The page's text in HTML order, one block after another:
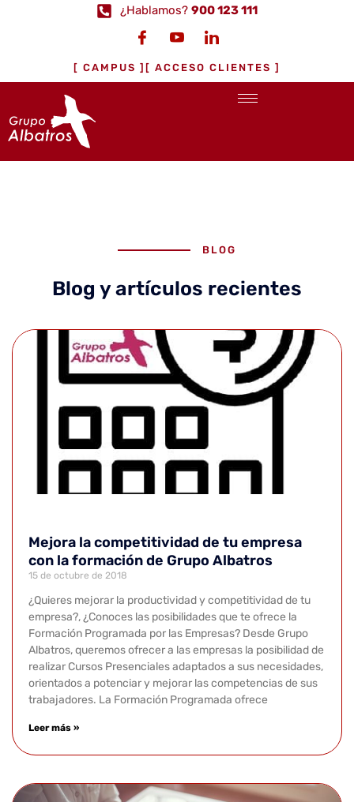
¿Hablamos? 900 123 111
[ CAMPUS ] [ ACCESO CLIENTES ]
BLOG
Blog y artículos recientes
Mejora la competitividad de tu empresa
con la formación de Grupo Albatros
15 de octubre de 2018
¿Quieres mejorar la productividad y competitividad de tu
empresa?, ¿Conoces las posibilidades que te ofrece la
Formación Programada por las Empresas? Desde Grupo
Albatros, queremos ofrecer a las empresas la posibilidad de
realizar Cursos Presenciales adaptados a sus necesidades,
orientados a potenciar y mejorar las competencias de sus
trabajadores. La Formación Programada ofrece
Leer más »